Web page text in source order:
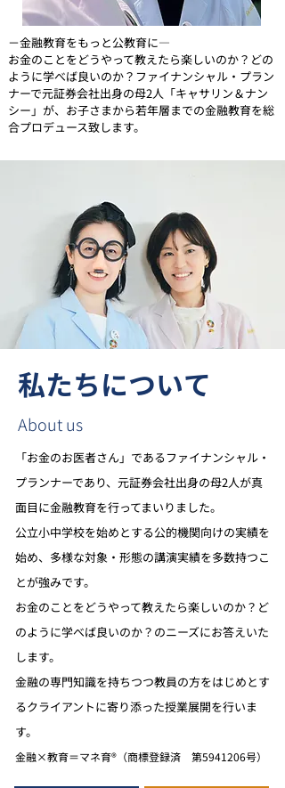
－金融教育をもっと公教育に―
お金のことをどうやって教えたら楽しいのか？どの
ように学べば良いのか？ファイナンシャル・プラン
ナーで元証券会社出身の母2人「キャサリン＆ナン
シー」が、お子さまから若年層までの金融教育を総
合プロデュース致します。
私たちについて
About us
「お金のお医者さん」であるファイナンシャル・
プランナーであり、 元証券会社出身の母2人が真
面目に金融教育を行ってまいりました。
公立小中学校を始めとする公的機関向けの実績を
始め、多様な対象・形態の講演実績を多数持つこ
とが強みです。
お金のことをどうやって教えたら楽しいのか？ ど
のように学べば良いのか？のニーズにお答えいた
します。
金融の専門知識を持ちつつ教員の方をはじめとす
るクライアントに寄り添った授業展開を行いま
す。
金融×教育＝マネ育®（商標登録済 第5941206号）​​​